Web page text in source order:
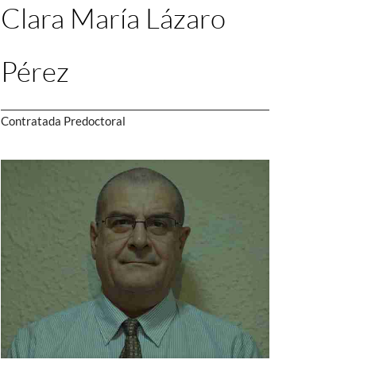
Clara María Lázaro
Pérez
Contratada Predoctoral